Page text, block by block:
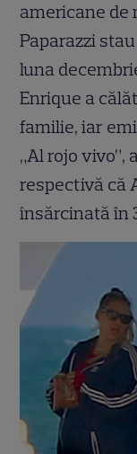
americane de
Paparazzi
luna
Enrique a
familie, iar
„Al rojo
respectivă că
însărcinată în